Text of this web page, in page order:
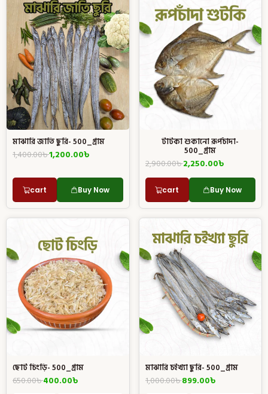
মাঝারি জাতি ছুরি- 500_গ্রাম
1,400.00৳1,200.00৳
cart Buy Now
টাটকা শুকানো রূপচাঁদা-
500_গ্রাম
2,900.00৳2,250.00৳
cart Buy Now
ছোট চিংড়ি- 500_গ্রাম
650.00৳400.00৳
মাঝারি চইখ্যা ছুরি- 500_গ্রাম
1,000.00৳899.00৳